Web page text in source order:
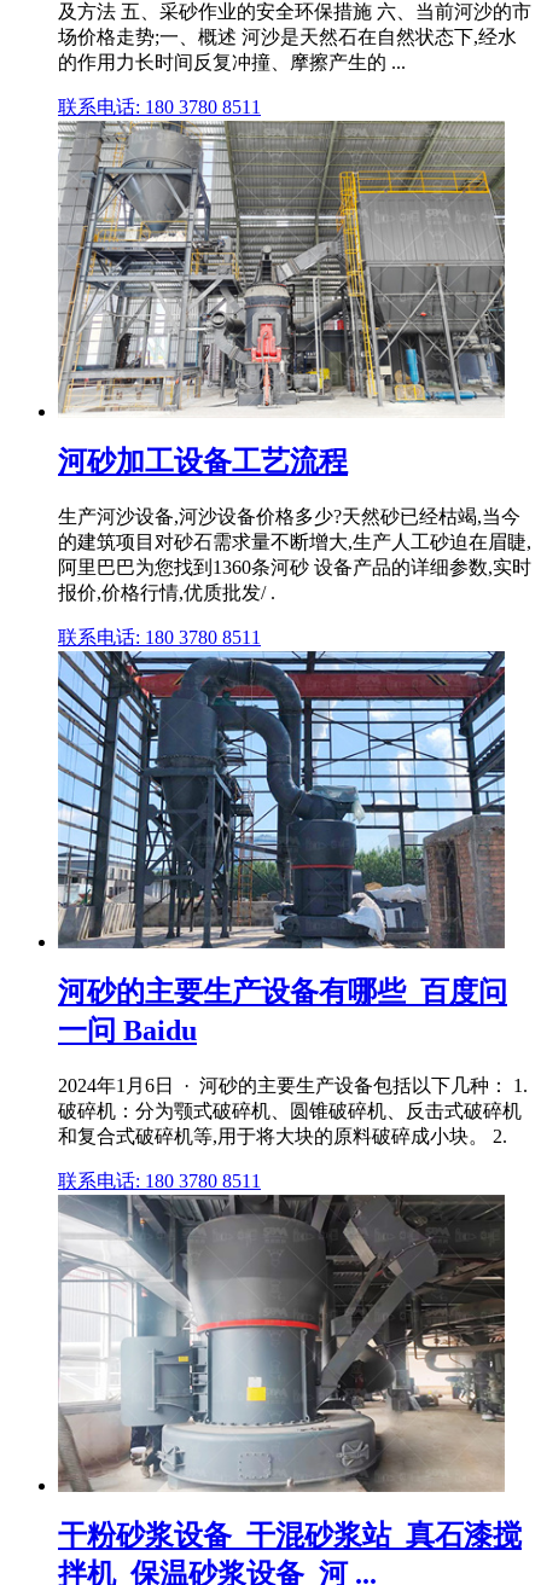
及方法 五、采砂作业的安全环保措施 六、当前河沙的市
场价格走势;一、概述 河沙是天然石在自然状态下,经水
的作用力长时间反复冲撞、摩擦产生的 ...
联系电话: 180 3780 8511
河砂加工设备工艺流程
生产河沙设备,河沙设备价格多少?天然砂已经枯竭,当今
的建筑项目对砂石需求量不断增大,生产人工砂迫在眉睫,
阿里巴巴为您找到1360条河砂 设备产品的详细参数,实时
报价,价格行情,优质批发/ .
联系电话: 180 3780 8511
河砂的主要生产设备有哪些_百度问
一问 Baidu
2024年1月6日 · 河砂的主要生产设备包括以下几种： 1.
破碎机：分为颚式破碎机、圆锥破碎机、反击式破碎机
和复合式破碎机等,用于将大块的原料破碎成小块。 2.
联系电话: 180 3780 8511
干粉砂浆设备_干混砂浆站_真石漆搅
拌机_保温砂浆设备_河 ...